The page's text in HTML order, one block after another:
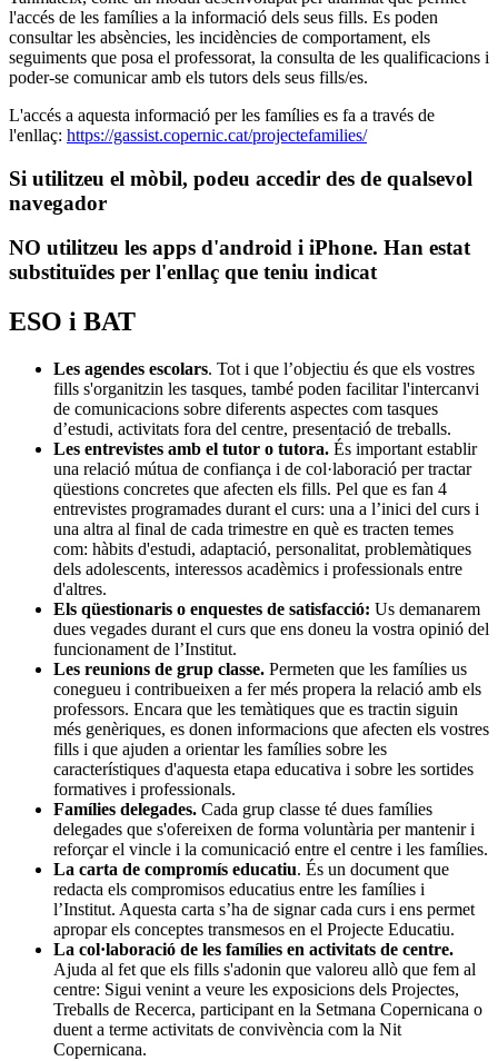
l'accés de les famílies a la informació dels seus fills. Es poden
consultar les absències, les incidències de comportament, els
seguiments que posa el professorat, la consulta de les qualificacions i
poder-se comunicar amb els tutors dels seus fills/es.
L'accés a aquesta informació per les famílies es fa a través de
l'enllaç: https://gassist.copernic.cat/projectefamilies/
Si utilitzeu el mòbil, podeu accedir des de qualsevol
navegador
NO utilitzeu les apps d'android i iPhone. Han estat
substituïdes per l'enllaç que teniu indicat
ESO i BAT
Les agendes escolars. Tot i que l’objectiu és que els vostres
fills s'organitzin les tasques, també poden facilitar l'intercanvi
de comunicacions sobre diferents aspectes com tasques
d’estudi, activitats fora del centre, presentació de treballs.
Les entrevistes amb el tutor o tutora. És important establir
una relació mútua de confiança i de col·laboració per tractar
qüestions concretes que afecten els fills. Pel que es fan 4
entrevistes programades durant el curs: una a l’inici del curs i
una altra al final de cada trimestre en què es tracten temes
com: hàbits d'estudi, adaptació, personalitat, problemàtiques
dels adolescents, interessos acadèmics i professionals entre
d'altres.
Els qüestionaris o enquestes de satisfacció: Us demanarem
dues vegades durant el curs que ens doneu la vostra opinió del
funcionament de l’Institut.
Les reunions de grup classe. Permeten que les famílies us
conegueu i contribueixen a fer més propera la relació amb els
professors. Encara que les temàtiques que es tractin siguin
més genèriques, es donen informacions que afecten els vostres
fills i que ajuden a orientar les famílies sobre les
característiques d'aquesta etapa educativa i sobre les sortides
formatives i professionals.
Famílies delegades. Cada grup classe té dues famílies
delegades que s'ofereixen de forma voluntària per mantenir i
reforçar el vincle i la comunicació entre el centre i les famílies.
La carta de compromís educatiu. És un document que
redacta els compromisos educatius entre les famílies i
l’Institut. Aquesta carta s’ha de signar cada curs i ens permet
apropar els conceptes transmesos en el Projecte Educatiu.
La col·laboració de les famílies en activitats de centre.
Ajuda al fet que els fills s'adonin que valoreu allò que fem al
centre: Sigui venint a veure les exposicions dels Projectes,
Treballs de Recerca, participant en la Setmana Copernicana o
duent a terme activitats de convivència com la Nit
Copernicana.